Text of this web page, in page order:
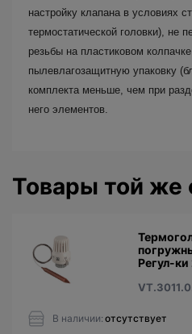
настройку клапана в условиях
термостатической головки), не
резьбы на пластиковом
пылевлагозащитную упаковку
комплекта меньше, чем при
него элементов.
Товары той же
Регул-
В наличии: отсутствует